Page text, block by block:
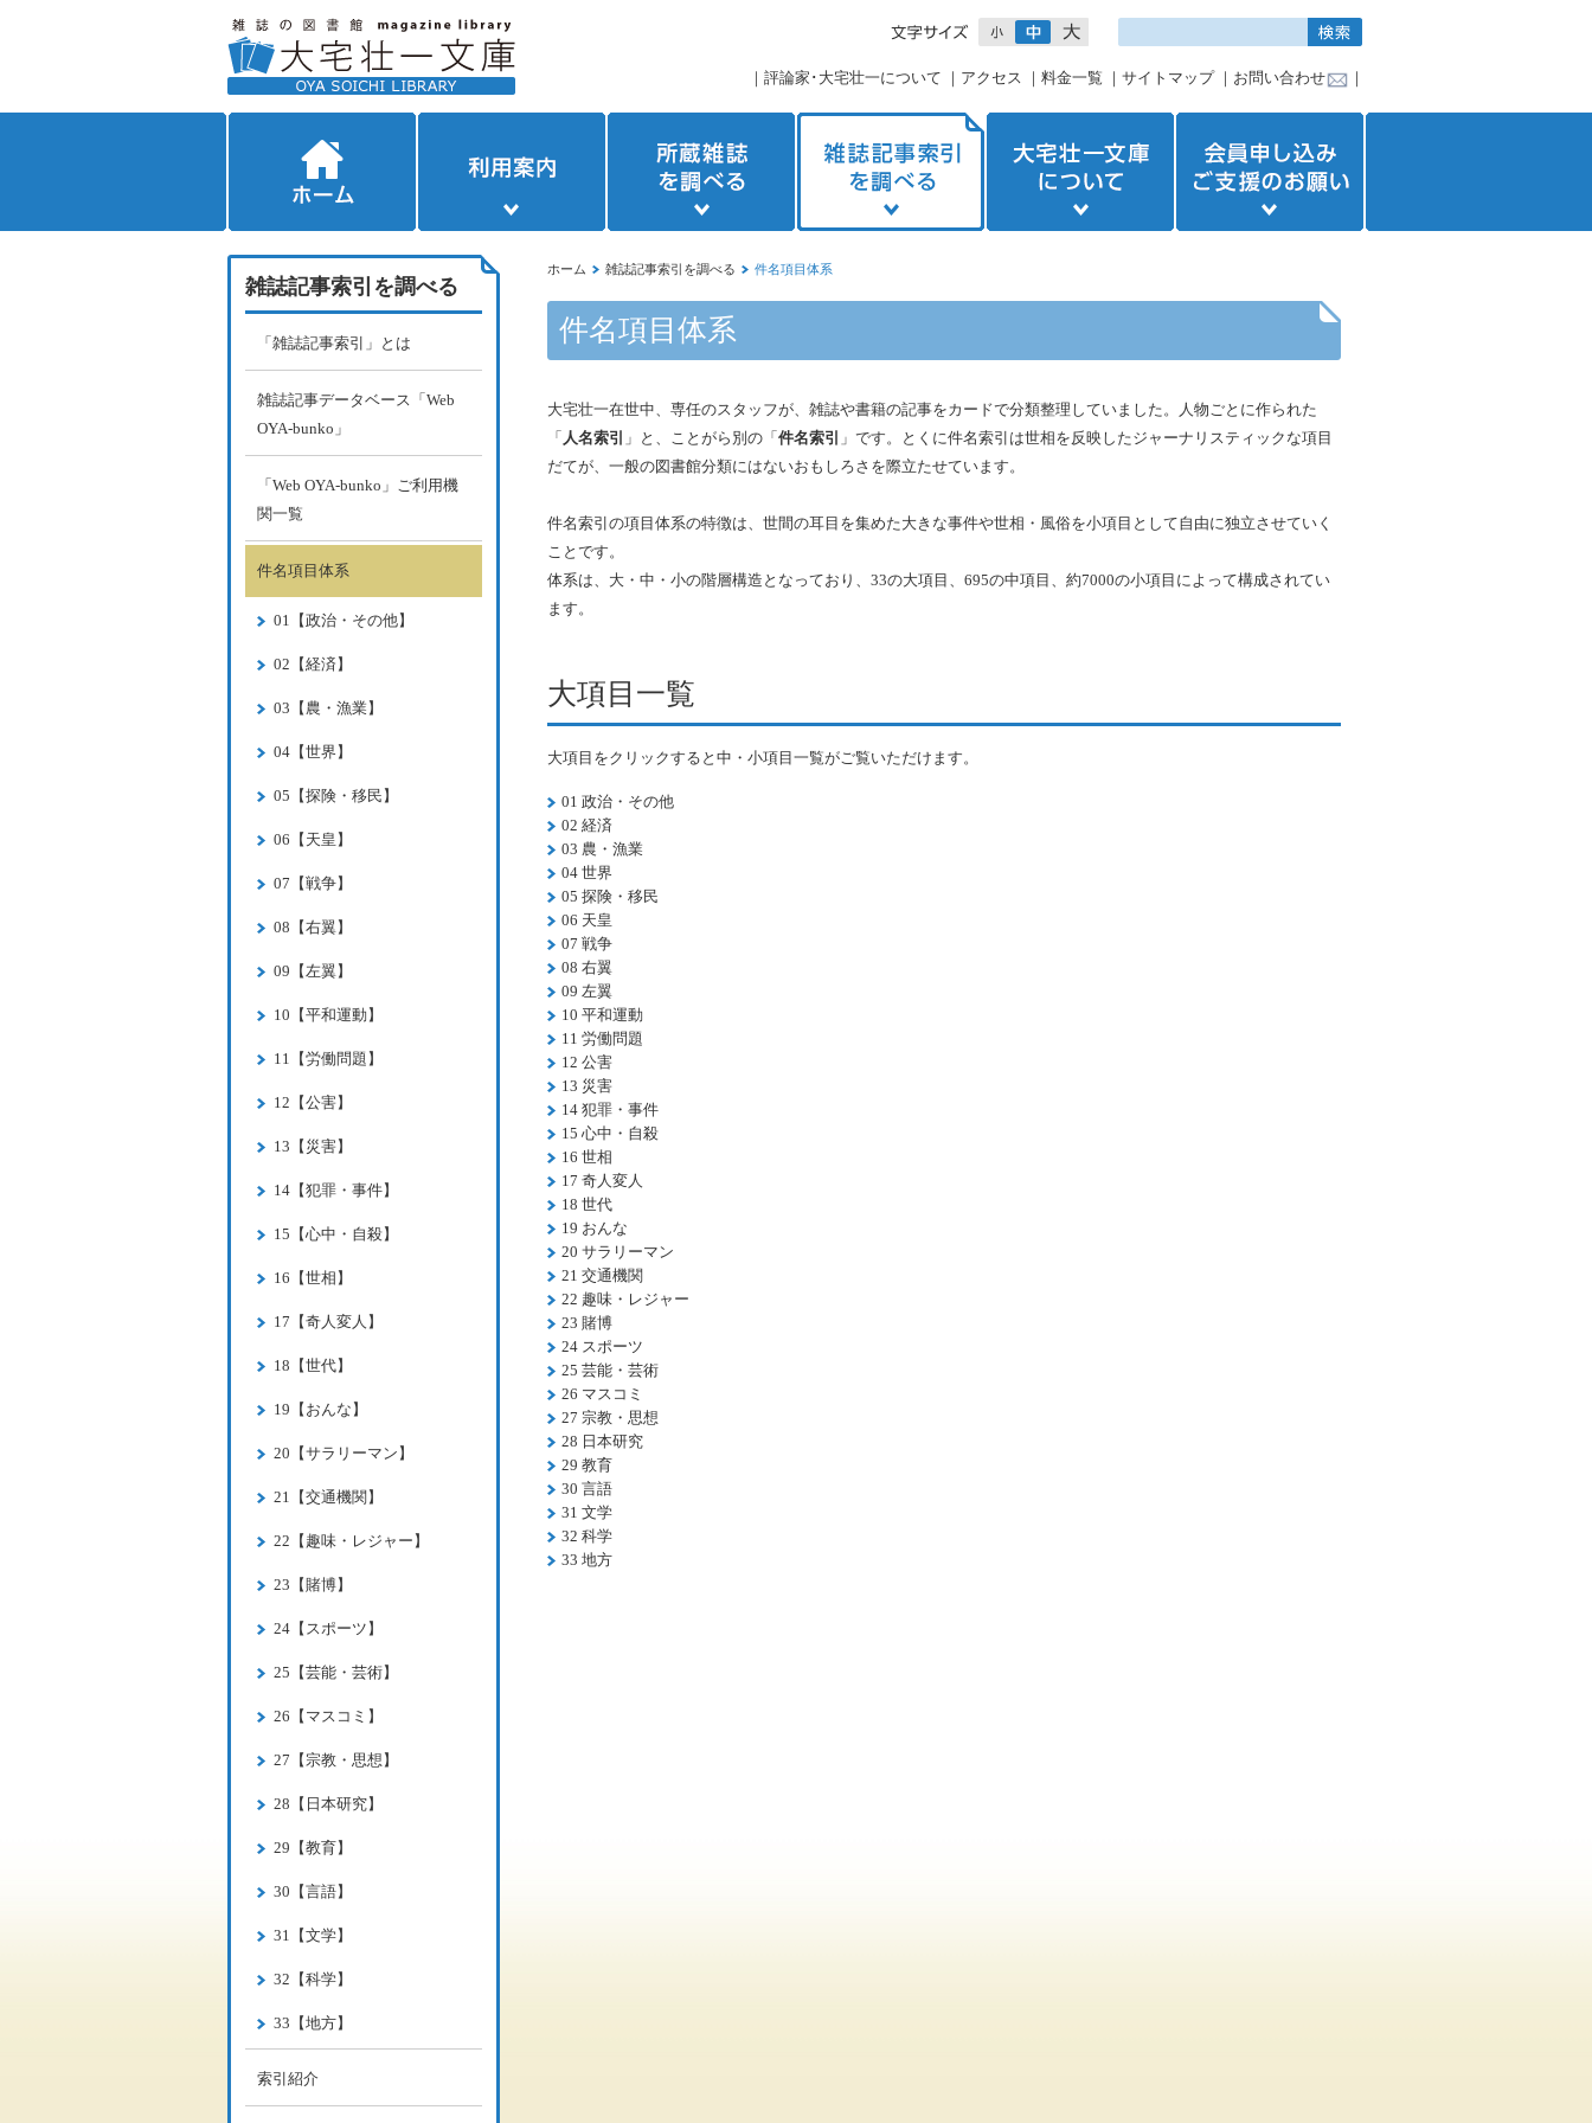
｜ 評論家･大宅壮一について ｜ アクセス ｜ 料金一覧 ｜ サイトマップ｜ お問い合わせ ｜
ホーム 雑誌記事索引を調べる 件名項目体系
件名項目体系
大宅壮一在世中、専任のスタッフが、雑誌や書籍の記事をカードで分類整理していました。人物ごとに作られた
「 人名索引 」と、ことがら別の「 件名索引
」です。とくに件名索引は世相を反映したジャーナリスティックな項目
だてが、一般の図書館分類にはないおもしろさを際立たせています。
件名索引の項目体系の特徴は、世間の耳目を集めた大きな事件や世相・風俗を小項目として自由に独立させていく
ことです。
体系は、大・中・小の階層構造となっており、33の大項目、695の中項目、約7000の小項目によって構成されてい
ます。
大項目一覧
大項目をクリックすると中・小項目一覧がご覧いただけます。
01 政治・その他
02 経済
03 農・漁業
04 世界
05 探険・移民
06 天皇
07 戦争
08 右翼
09 左翼
10 平和運動
11 労働問題
12 公害
13 災害
14 犯罪・事件
15 心中・自殺
16 世相
17 奇人変人
18 世代
19 おんな
20 サラリーマン
21 交通機関
22 趣味・レジャー
23 賭博
24 スポーツ
25 芸能・芸術
26 マスコミ
27 宗教・思想
28 日本研究
29 教育
30 言語
31 文学
32 科学
33 地方
雑誌記事索引を調べる
「雑誌記事索引」とは
雑誌記事データベース「Web
OYA-bunko」
「Web OYA-bunko」ご利用機
関一覧
件名項目体系
01【政治・その他】
02【経済】
03【農・漁業】
04【世界】
05【探険・移民】
06【天皇】
07【戦争】
08【右翼】
09【左翼】
10【平和運動】
11【労働問題】
12【公害】
13【災害】
14【犯罪・事件】
15【心中・自殺】
16【世相】
17【奇人変人】
18【世代】
19【おんな】
20【サラリーマン】
21【交通機関】
22【趣味・レジャー】
23【賭博】
24【スポーツ】
25【芸能・芸術】
26【マスコミ】
27【宗教・思想】
28【日本研究】
29【教育】
30【言語】
31【文学】
32【科学】
33【地方】
索引紹介